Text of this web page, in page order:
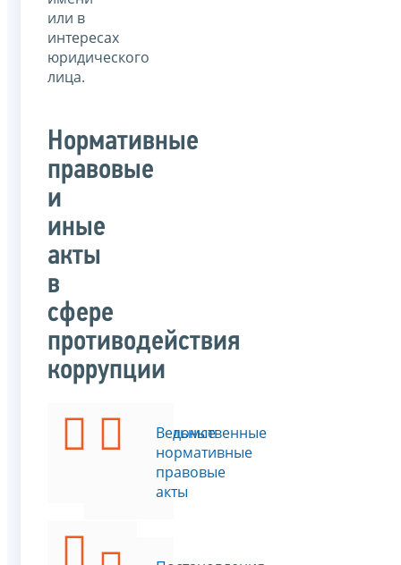
или в
интересах
юридического
лица.
Нормативные
правовые
и
иные
акты
в
сфере
противодействия
коррупции
Федеральные
законы
Указы
Ведомственные
нормативные
правовые
акты